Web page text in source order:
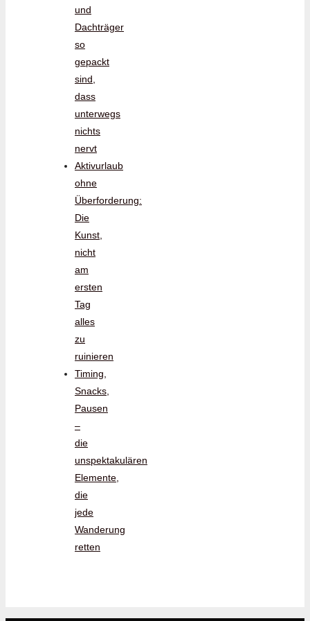
und
Dachträger
so
gepackt
sind,
dass
unterwegs
nichts
nervt
Aktivurlaub
ohne
Überforderung:
Die
Kunst,
nicht
am
ersten
Tag
alles
zu
ruinieren
Timing,
Snacks,
Pausen
–
die
unspektakulären
Elemente,
die
jede
Wanderung
retten